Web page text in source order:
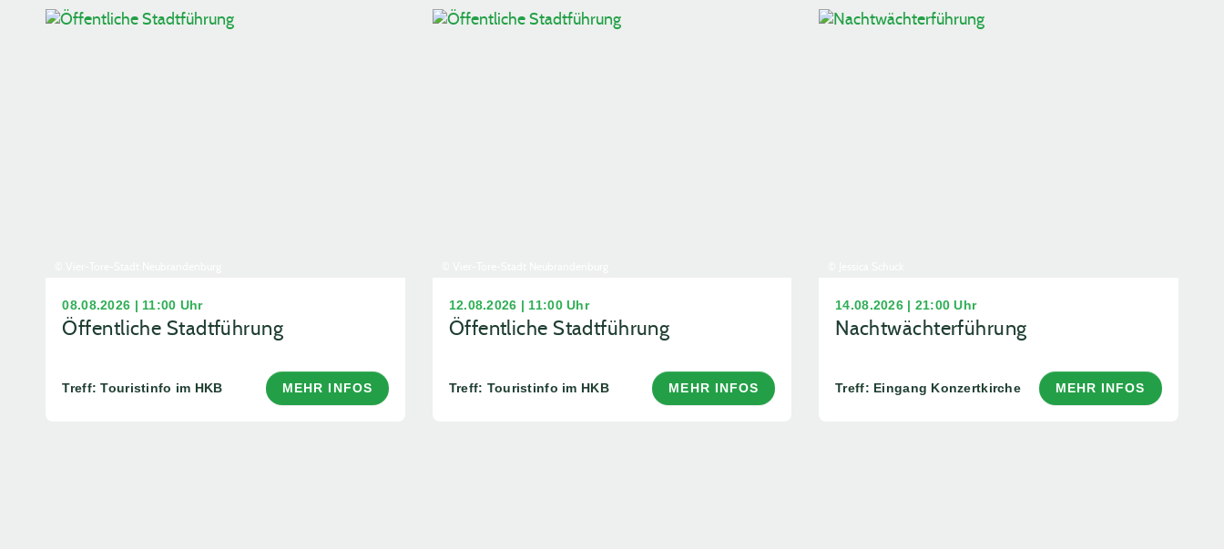
08.08.2026 | 11:00 Uhr
Öffentliche Stadtführung
Treff: Touristinfo im HKB MEHR INFOS
12.08.2026 | 11:00 Uhr
Öffentliche Stadtführung
Treff: Touristinfo im HKB MEHR INFOS
14.08.2026 | 21:00 Uhr
Nachtwächterführung
Treff: Eingang Konzertkirche MEHR INFOS